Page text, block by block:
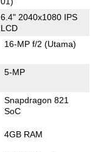
6.4" 2040x1080 IPS
LCD
16-MP f/2 (Utama)
5-MP
Snapdragon 821
SoC
4GB RAM